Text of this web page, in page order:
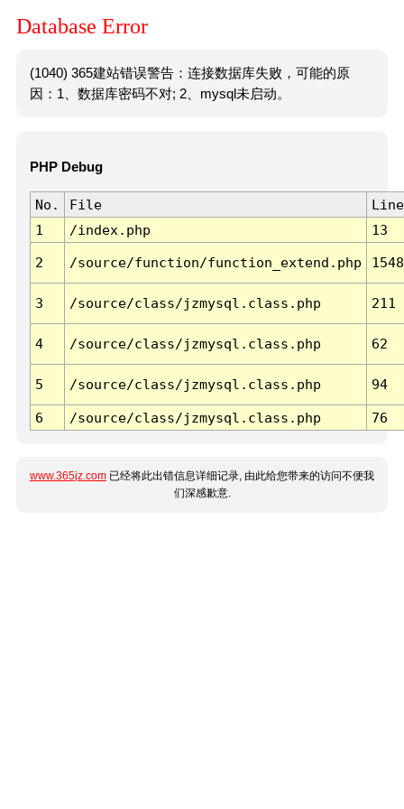
Database Error
(1040) 365建站错误警告：连接数据库失败，可能的原
因：1、数据库密码不对; 2、mysql未启动。
PHP Debug
No. File
Line
1
/index.php 13
2 /source/function/function_extend.php 1548
3 /source/class/jzmysql.class.php 211
4 /source/class/jzmysql.class.php 62
5 /source/class/jzmysql.class.php 94
6 /source/class/jzmysql.class.php 76
www.365jz.com 已经将此出错信息详细记录, 由此给您带来的访问不便我
们深感歉意.